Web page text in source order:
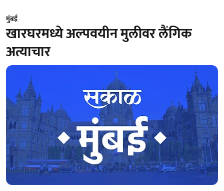
मुंबई
खारघरमध्ये अल्पवयीन मुलीवर लैंगिक
अत्याचार